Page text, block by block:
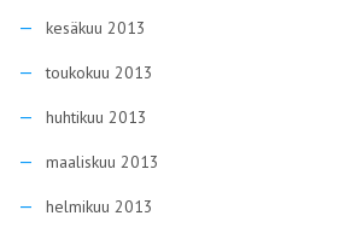
kesäkuu 2013
toukokuu 2013
huhtikuu 2013
maaliskuu 2013
helmikuu 2013